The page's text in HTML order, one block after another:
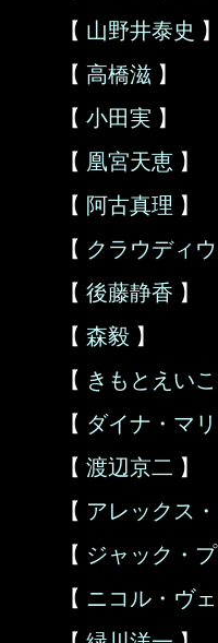
【 山野井泰史 】
【 高橋滋 】
【 小田実 】
【 凰宮天恵 】
【 阿古真理 】
【 クラウディ
【 後藤静香 】
【 森毅 】
【 きもとえいこ
【 ダイナ・マ
【 渡辺京二 】
【 アレックス
【 ジャック・
【 ニコル・ヴ